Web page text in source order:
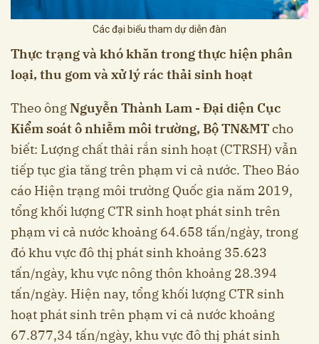
Các đại biểu tham dự diễn đàn
Thực trạng và khó khăn trong thực hiện phân
loại, thu gom và xử lý rác thải sinh hoạt
Theo ôngNguyễn Thành Lam - Đại diện Cục
Kiểm soát ô nhiễm môi trường, Bộ TN&MTcho
biết: Lượng chất thải rắn sinh hoạt (CTRSH) vẫn
tiếp tục gia tăng trên phạm vi cả nước. Theo Báo
cáo Hiện trạng môi trường Quốc gia năm 2019,
tổng khối lượng CTR sinh hoạt phát sinh trên
phạm vi cả nước khoảng 64.658 tấn/ngày, trong
đó khu vực đô thị phát sinh khoảng 35.623
tấn/ngày, khu vực nông thôn khoảng 28.394
tấn/ngày. Hiện nay, tổng khối lượng CTR sinh
hoạt phát sinh trên phạm vi cả nước khoảng
67.877,34 tấn/ngày, khu vực đô thị phát sinh